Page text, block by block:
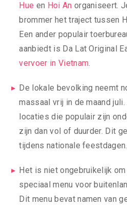
Hue en Hoi An organiseert.
brommer het traject tussen
Een ander populair
aanbiedt is Da Lat Original
vervoer in Vietnam.
De lokale bevolking neemt
massaal vrij in de maand
locaties die populair zijn
zijn dan vol of duurder. Dit
tijdens nationale feestdagen.
Het is niet ongebruikelijk
speciaal menu voor
Dit menu bevat namen van